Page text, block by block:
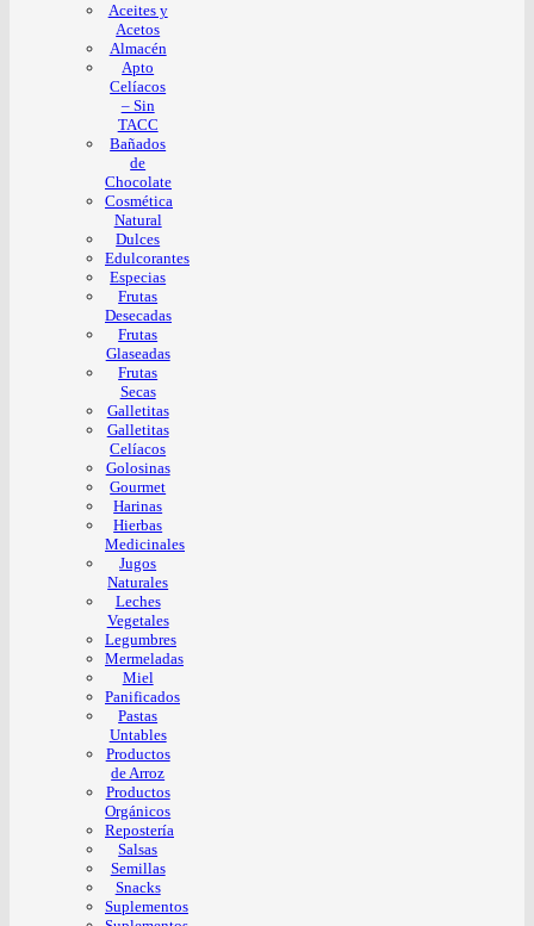
Aceites y
Acetos
Almacén
Apto
Celíacos
– Sin
TACC
Bañados
de
Chocolate
Cosmética
Natural
Dulces
Edulcorantes
Especias
Frutas
Desecadas
Frutas
Glaseadas
Frutas
Secas
Galletitas
Galletitas
Celíacos
Golosinas
Gourmet
Harinas
Hierbas
Medicinales
Jugos
Naturales
Leches
Vegetales
Legumbres
Mermeladas
Miel
Panificados
Pastas
Untables
Productos
de Arroz
Productos
Orgánicos
Repostería
Salsas
Semillas
Snacks
Suplementos